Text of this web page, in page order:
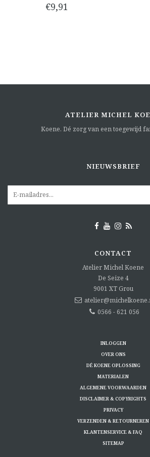
€9,91
ATELIER MICHEL
Koene. Dé zorg van een toegewijd
NIEUWSBRIEF
CONTACT
Atelier Michel Koene
De Seize 4
9001 XT Grou
0566 - 621 056
INLOGGEN
OVER ONS
DÉ KOENE OPLOSSING
MATERIALEN
ALGEMENE VOORWAARDEN
DISCLAIMER & COPYRIGHTS
PRIVACY
VERZENDEN & RETOURNEREN
KLANTENSERVICE & FAQ
SITEMAP